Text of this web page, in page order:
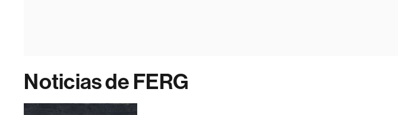
Noticias de FERG